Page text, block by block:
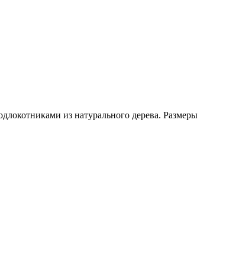
из натурального дерева. Размеры